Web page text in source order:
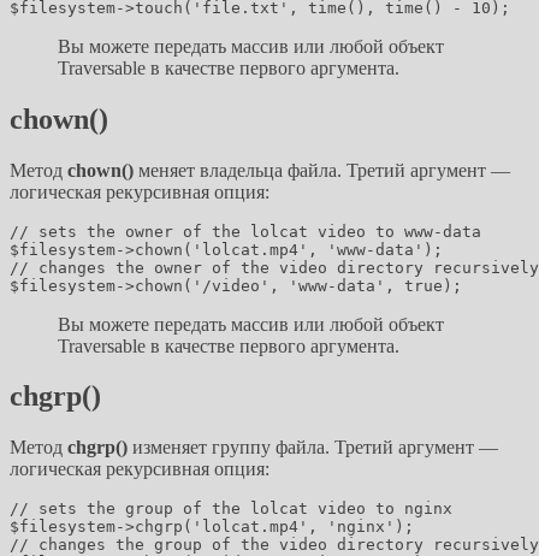
Вы можете передать массив или любой объект
Traversable в качестве первого аргумента.
chown()
Метод chown() меняет владельца файла. Третий аргумент —
логическая рекурсивная опция:
// sets the owner of the lolcat video to www-data
$filesystem->chown('lolcat.mp4', 'www-data');
// changes the owner of the video directory recursively
Вы можете передать массив или любой объект
Traversable в качестве первого аргумента.
chgrp()
Метод chgrp() изменяет группу файла. Третий аргумент —
логическая рекурсивная опция:
// sets the group of the lolcat video to nginx
$filesystem->chgrp('lolcat.mp4', 'nginx');
// changes the group of the video directory recursively